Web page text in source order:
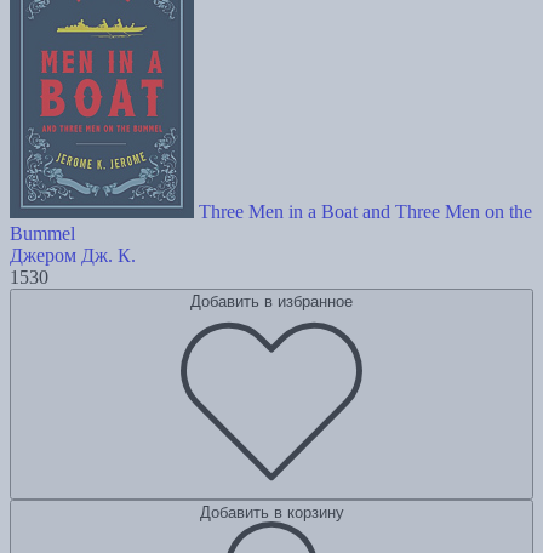
Three Men in a Boat and Three Men on the
Bummel
Джером Дж. К.
1530
Добавить в избранное
Добавить в корзину